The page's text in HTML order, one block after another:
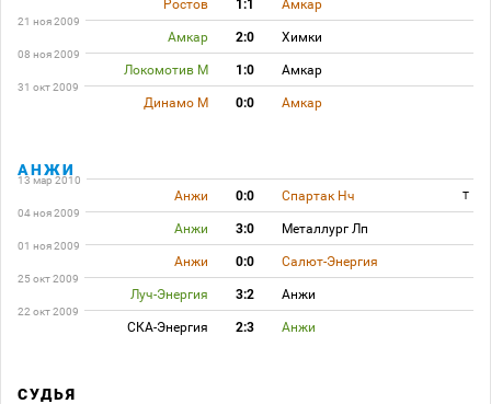
Ростов 1:1 Амкар
21 ноя 2009
Амкар 2:0 Химки
08 ноя 2009
Локомотив М 1:0 Амкар
31 окт 2009
Динамо М 0:0 Амкар
АНЖИ
13 мар 2010
Анжи 0:0 Спартак Нч
T
04 ноя 2009
Анжи 3:0 Металлург Лп
01 ноя 2009
Анжи 0:0 Салют-Энергия
25 окт 2009
Луч-Энергия 3:2 Анжи
22 окт 2009
СКА-Энергия 2:3 Анжи
СУДЬЯ